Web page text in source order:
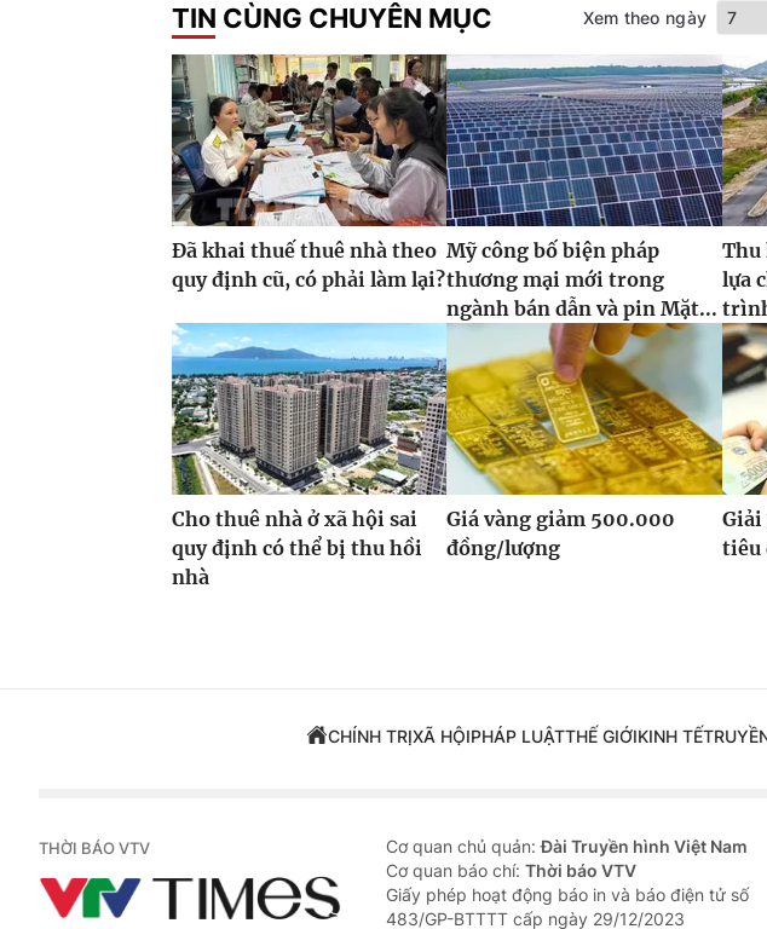
TIN CÙNG CHUYÊN MỤC Xem theo ngày
Đã khai thuế thuê nhà theo
quy định cũ, có phải làm lại?
Mỹ công bố biện pháp
thương mại mới trong
ngành bán dẫn và pin Mặt...
Thu
lựa
Cho thuê nhà ở xã hội sai
quy định có thể bị thu hồi
nhà
Giá vàng giảm 500.000
đồng/lượng
Giải
tiêu
CHÍNH TRỊXÃ HỘIPHÁP LUẬTTHẾ GIỚIKINH TẾ
THỜI BÁO VTV Cơ quan chủ quản:Đài Truyền hình Việt Nam
Cơ quan báo chí: Thời báo VTV
Giấy phép hoạt động báo in và báo điện tử số
483/GP-BTTTT cấp ngày 29/12/2023